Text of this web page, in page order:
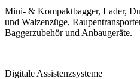
Mini- & Kompaktbagger, Lader,
und Walzenzüge,
Baggerzubehör und Anbaugeräte.
Digitale Assistenzsysteme